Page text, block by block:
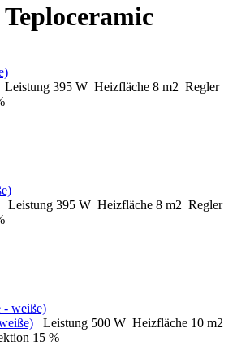
Leistung 395 W Heizfläche 8 m2 Regler
Leistung 395 W Heizfläche 8 m2 Regler
Leistung 500 W Heizfläche 10 m2
15 %